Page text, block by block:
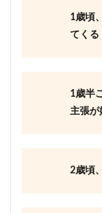
1歳頃
てくる
1歳半
主張が
2歳頃